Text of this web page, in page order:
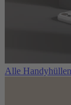
Alle Handyhüllen